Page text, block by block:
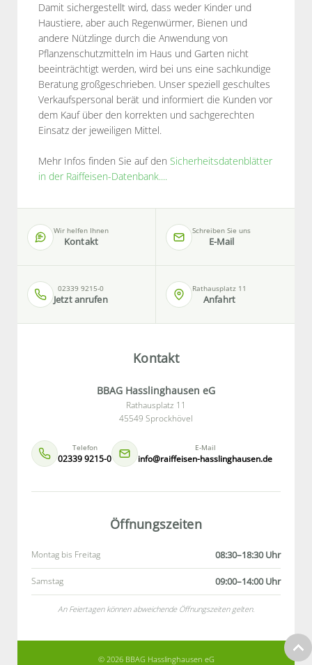
Damit sichergestellt wird, dass weder Kinder und
Haustiere, aber auch Regenwürmer, Bienen und
andere Nützlinge durch die Anwendung von
Pflanzenschutzmitteln im Haus und Garten nicht
beeinträchtigt werden, wird bei uns eine sachkundige
Beratung großgeschrieben. Unser speziell geschultes
Verkaufspersonal berät und informiert die Kunden vor
dem Kauf über den korrekten und sachgerechten
Einsatz der jeweiligen Mittel.
Mehr Infos finden Sie auf den Sicherheitsdatenblätter
in der Raiffeisen-Datenbank....
Wir helfen Ihnen
Kontakt
Schreiben Sie uns
E-Mail
02339 9215-0
Jetzt anrufen
Rathausplatz 11
Anfahrt
Kontakt
BBAG Hasslinghausen eG
Rathausplatz 11
45549 Sprockhövel
Telefon
02339 9215-0
E-Mail
info@raiffeisen-hasslinghausen.de
Öffnungszeiten
Montag bis Freitag 08:30–18:30 Uhr
Samstag 09:00–14:00 Uhr
An Feiertagen können abweichende Öffnungszeiten gelten.
© 2026 BBAG Hasslinghausen eG